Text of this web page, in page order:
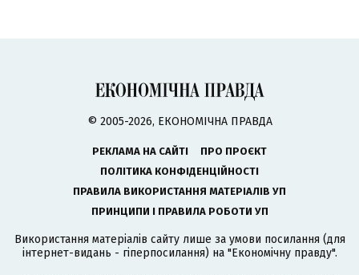
© 2005-2026, ЕКОНОМІЧНА ПРАВДА
РЕКЛАМА НА САЙТІ
ПРО ПРОЄКТ
ПОЛІТИКА КОНФІДЕНЦІЙНОСТІ
ПРАВИЛА ВИКОРИСТАННЯ МАТЕРІАЛІВ УП
ПРИНЦИПИ І ПРАВИЛА РОБОТИ УП
Використання матеріалів сайту лише за умови посилання (для
інтернет-видань - гіперпосилання) на "Економічну правду".